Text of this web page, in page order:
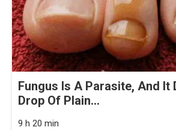
Fungus Is A Parasite, And It
Drop Of Plain...
9 h 20 min